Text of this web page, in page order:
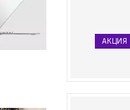
АКЦИЯ